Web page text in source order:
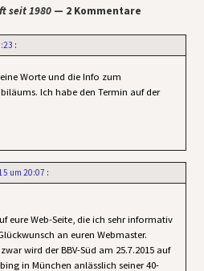
seit 1980 — 2 Kommentare
:
Worte und die Info zum
Ich habe den Termin auf der
um 20:07 :
eure Web-Seite, die ich sehr informativ
an euren Webmaster.
wird der BBV-Süd am 25.7.2015 auf
in München anlässlich seiner 40-